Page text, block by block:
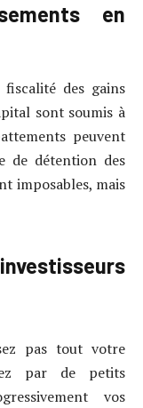
en
des gains
sont soumis à
peuvent
de détention des
imposables, mais
pas tout votre
par de petits
vos